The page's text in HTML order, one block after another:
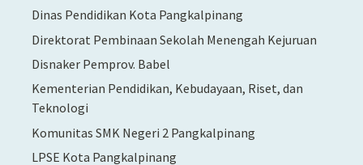
Dinas Pendidikan Kota Pangkalpinang
Direktorat Pembinaan Sekolah Menengah Kejuruan
Disnaker Pemprov. Babel
Kementerian Pendidikan, Kebudayaan, Riset, dan
Teknologi
Komunitas SMK Negeri 2 Pangkalpinang
LPSE Kota Pangkalpinang